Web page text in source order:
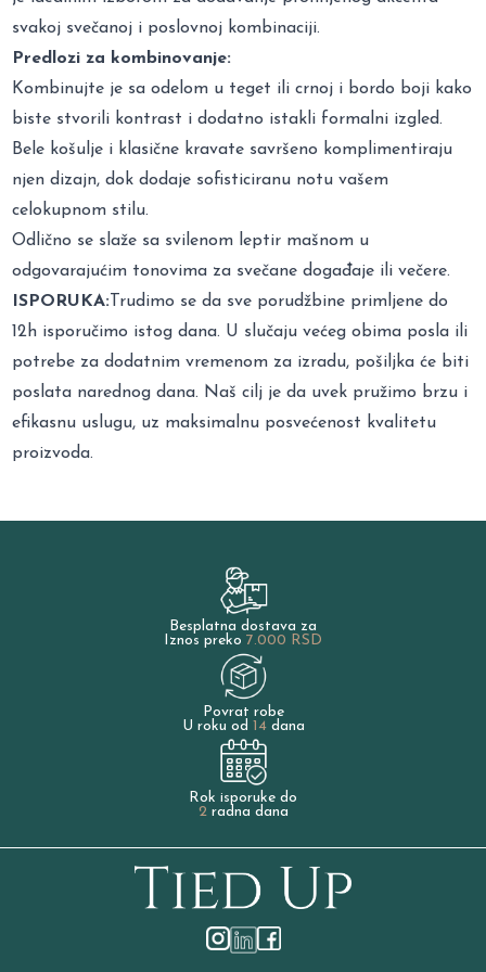
svakoj svečanoj i poslovnoj kombinaciji.
Predlozi za kombinovanje:
Kombinujte je sa odelom u teget ili crnoj i bordo boji kako
biste stvorili kontrast i dodatno istakli formalni izgled.
Bele košulje i klasične kravate savršeno komplimentiraju
njen dizajn, dok dodaje sofisticiranu notu vašem
celokupnom stilu.
Odlično se slaže sa svilenom leptir mašnom u
odgovarajućim tonovima za svečane događaje ili večere.
ISPORUKA:Trudimo se da sve porudžbine primljene do
12h isporučimo istog dana. U slučaju većeg obima posla ili
potrebe za dodatnim vremenom za izradu, pošiljka će biti
poslata narednog dana. Naš cilj je da uvek pružimo brzu i
efikasnu uslugu, uz maksimalnu posvećenost kvalitetu
proizvoda.
Besplatna dostava za
Iznos preko 7.000 RSD
Povrat robe
U roku od 14dana
Rok isporuke do
2radna dana